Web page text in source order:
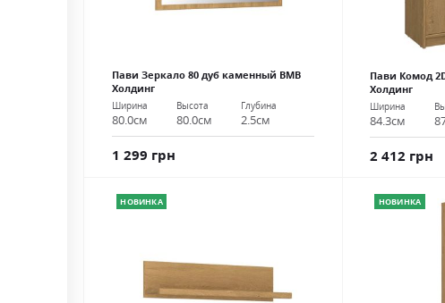
Пави Зеркало 80 дуб каменный ВМВ
Холдинг
Ширина
80.0см
Высота
80.0см
Глубина
2.5см
1 299 грн
Пави Комод
Холдинг
Ширина
84.3см
2 412 грн
НОВИНКА НОВИНКА